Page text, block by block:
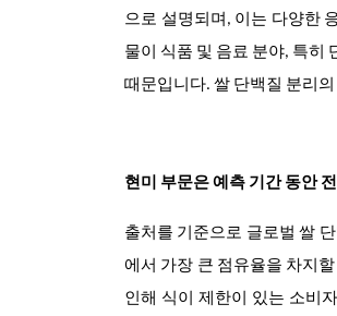
으로 설명되며, 이는 다양한
물이 식품 및 음료 분야, 특히
때문입니다. 쌀 단백질 분리
현미 부문은 예측 기간 동안
출처를 기준으로 글로벌 쌀
에서 가장 큰 점유율을 차지
인해 식이 제한이 있는 소비